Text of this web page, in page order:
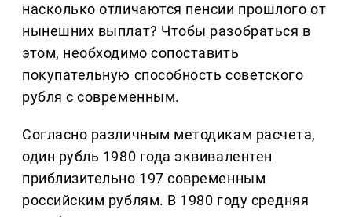
насколько отличаются пенсии прошлого от
нынешних выплат? Чтобы разобраться в
этом, необходимо сопоставить
покупательную способность советского
рубля с современным.
Согласно различным методикам расчета,
один рубль 1980 года эквивалентен
приблизительно 197 современным
российским рублям. В 1980 году средняя